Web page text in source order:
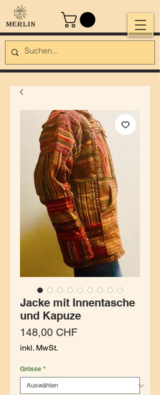
Jacke mit Innentasche
und Kapuze
148,00 CHFPreis
inkl. MwSt.
Grösse *